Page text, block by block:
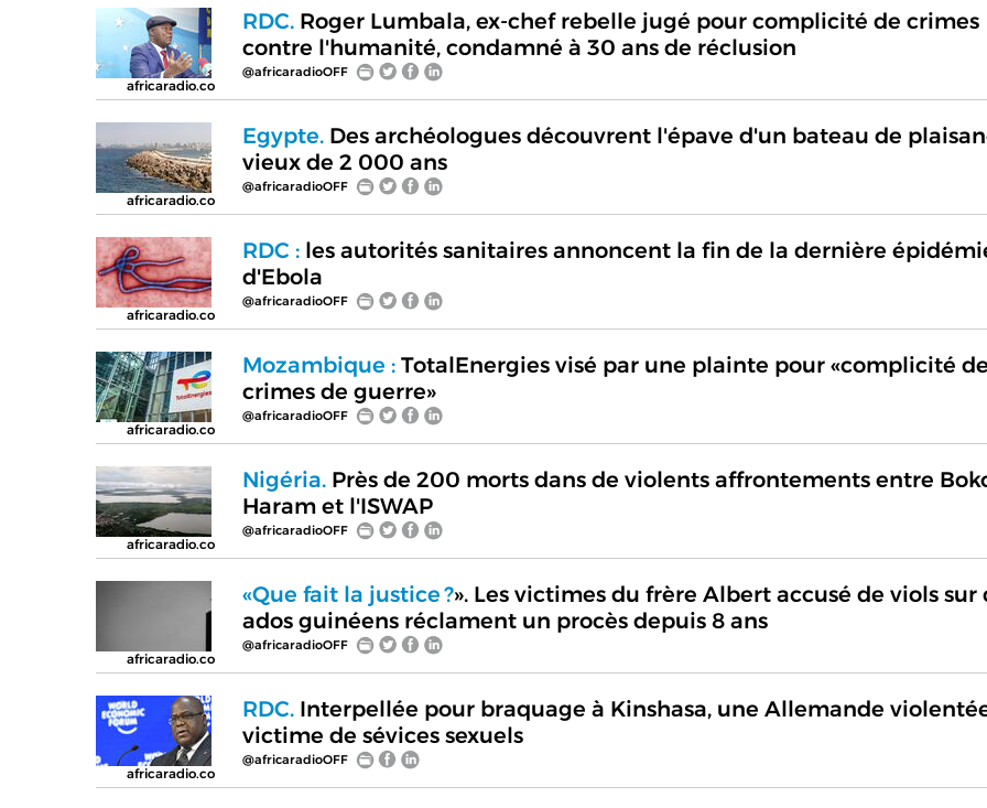
africaradio.co
RDC.Roger Lumbala, ex-chef rebelle jugé pour complicité de crimes
contre l'humanité, condamné à 30 ans de réclusion
@africaradioOFF
africaradio.co
Egypte.Des archéologues découvrent l'épave d'un bateau de
vieux de 2 000 ans
@africaradioOFF
africaradio.co
RDC :les autorités sanitaires annoncent la fin de la dernière
d'Ebola
@africaradioOFF
africaradio.co
Mozambique :TotalEnergies visé par une plainte pour «complicité de
crimes de guerre»
@africaradioOFF
africaradio.co
Nigéria.Près de 200 morts dans de violents affrontements entre
Haram et l'ISWAP
@africaradioOFF
africaradio.co
«Que fait la justice ?». Les victimes du frère Albert accusé de viols sur
ados guinéens réclament un procès depuis 8 ans
@africaradioOFF
africaradio.co
RDC.Interpellée pour braquage à Kinshasa, une Allemande
victime de sévices sexuels
@africaradioOFF